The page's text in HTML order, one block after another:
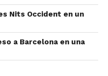
Nits Occident en un
a Barcelona en una